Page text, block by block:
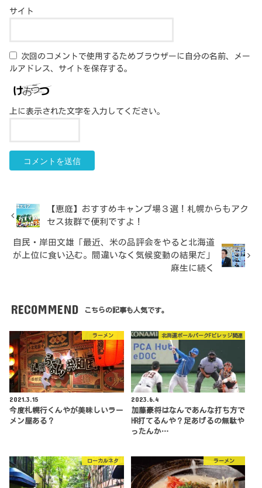
サイト
次回のコメントで使用するためブラウザーに自分の名前、メー
ルアドレス、サイトを保存する。
上に表示された文字を入力してください。
【恵庭】おすすめキャンプ場３選！札幌からもアク
セス抜群で便利ですよ！
自民・岸田文雄「最近、米の品評会をやると北海道
が上位に食い込む。間違いなく気候変動の結果だ」
麻生に続く
RECOMMEND こちらの記事も人気です。
ラーメン
2021.3.15
今度札幌行くんやが美味しいラー
メン屋ある？
北海道ボールパークFビレッジ関連
2023.6.4
加藤豪将はなんであんな打ち方で
HR打てるんや？足あげるの無駄や
ったんか…
ローカルネタ ラーメン